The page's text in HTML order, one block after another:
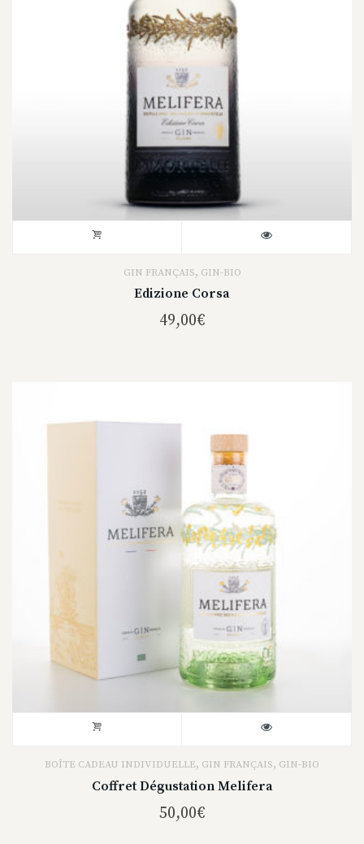
GIN FRANÇAIS, GIN-BIO
Edizione Corsa
49,00€
BOÎTE CADEAU INDIVIDUELLE, GIN FRANÇAIS, GIN-BIO
Coffret Dégustation Melifera
50,00€